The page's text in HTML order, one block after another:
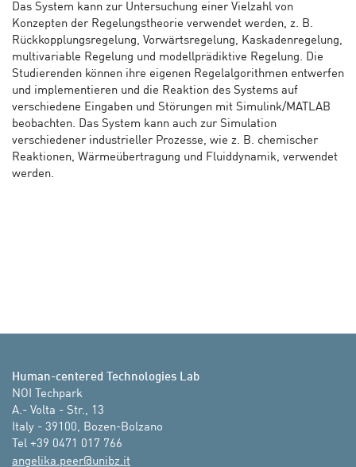
Das System kann zur Untersuchung einer Vielzahl von
Konzepten der Regelungstheorie verwendet werden, z. B.
Rückkopplungsregelung, Vorwärtsregelung, Kaskadenregelung,
multivariable Regelung und modellprädiktive Regelung. Die
Studierenden können ihre eigenen Regelalgorithmen entwerfen
und implementieren und die Reaktion des Systems auf
verschiedene Eingaben und Störungen mit Simulink/MATLAB
beobachten. Das System kann auch zur Simulation
verschiedener industrieller Prozesse, wie z. B. chemischer
Reaktionen, Wärmeübertragung und Fluiddynamik, verwendet
werden.
Human-centered Technologies Lab
NOI Techpark
A.- Volta - Str., 13
Italy - 39100, Bozen-Bolzano
Tel +39 0471 017 766
ti.zbinu@reep.akilegna